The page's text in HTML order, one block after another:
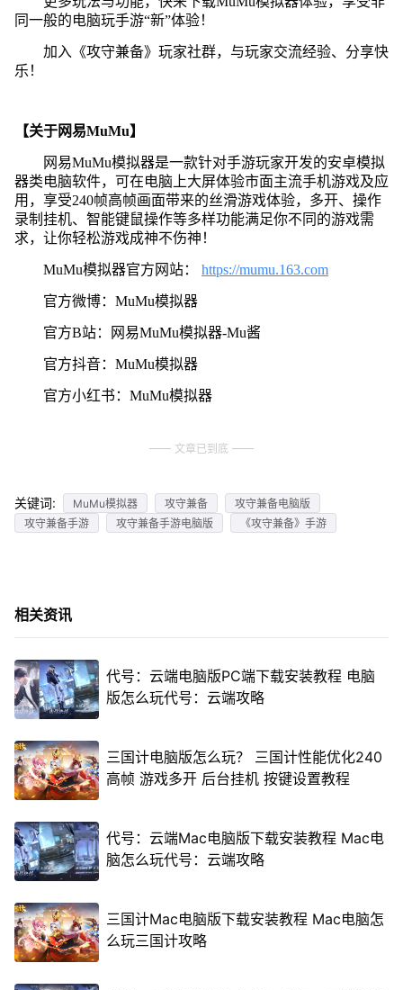
同一般的电脑玩手游“新”体验！
加入《攻守兼备》玩家社群，与玩家交流经验、分享快
乐！
【关于网易MuMu】
网易MuMu模拟器是一款针对手游玩家开发的安卓模拟
器类电脑软件，可在电脑上大屏体验市面主流手机游戏及应
用，享受240帧高帧画面带来的丝滑游戏体验，多开、操作
录制挂机、智能键鼠操作等多样功能满足你不同的游戏需
求，让你轻松游戏成神不伤神！
MuMu模拟器官方网站： https://mumu.163.com
官方微博：MuMu模拟器
官方B站：网易MuMu模拟器-Mu酱
官方抖音：MuMu模拟器
官方小红书：MuMu模拟器
文章已到底
关键词: MuMu模拟器 攻守兼备
攻守兼备电脑版
攻守兼备手游
攻守兼备手游电脑版 《攻守兼备》手游
相关资讯
代号：云端电脑版PC端下载安装教程 电脑
版怎么玩代号：云端攻略
三国计电脑版怎么玩？ 三国计性能优化240
高帧 游戏多开 后台挂机 按键设置教程
代号：云端Mac电脑版下载安装教程 Mac电
脑怎么玩代号：云端攻略
三国计Mac电脑版下载安装教程 Mac电脑怎
么玩三国计攻略